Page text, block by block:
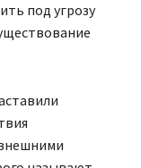
под угрозу